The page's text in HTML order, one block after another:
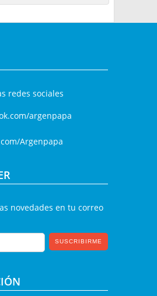
redes sociales
argenpapa
Argenpapa
novedades en tu correo